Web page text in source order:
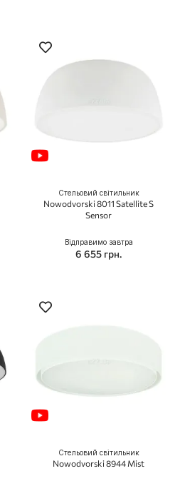
Стельовий світильник
Nowodvorski 8011 Satellite S
Sensor
Відправимо завтра
6 655 грн.
Стельовий світильник
Nowodvorski 8944 Mist